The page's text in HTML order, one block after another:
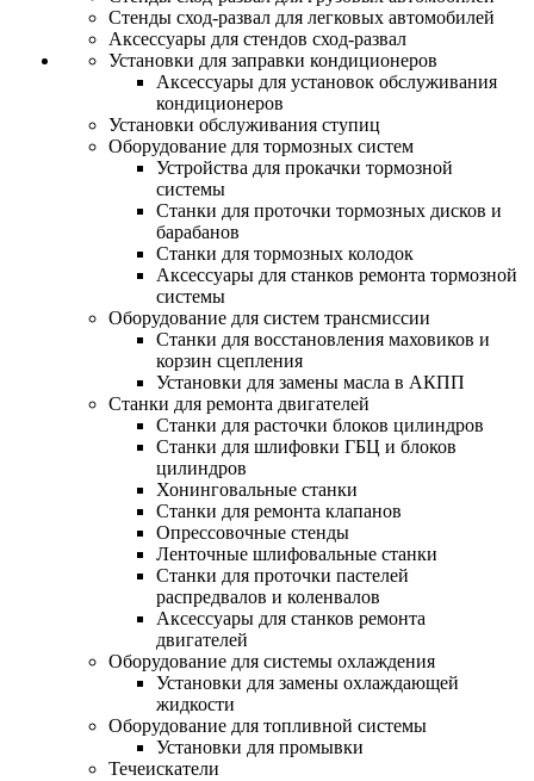
Стенды сход-развал для легковых автомобилей
Аксессуары для стендов сход-развал
Установки для заправки кондиционеров
Аксессуары для установок обслуживания
кондиционеров
Установки обслуживания ступиц
Оборудование для тормозных систем
Устройства для прокачки тормозной
системы
Станки для проточки тормозных дисков и
барабанов
Станки для тормозных колодок
Аксессуары для станков ремонта тормозной
системы
Оборудование для систем трансмиссии
Станки для восстановления маховиков и
корзин сцепления
Установки для замены масла в АКПП
Станки для ремонта двигателей
Станки для расточки блоков цилиндров
Станки для шлифовки ГБЦ и блоков
цилиндров
Хонинговальные станки
Станки для ремонта клапанов
Опрессовочные стенды
Ленточные шлифовальные станки
Станки для проточки пастелей
распредвалов и коленвалов
Аксессуары для станков ремонта
двигателей
Оборудование для системы охлаждения
Установки для замены охлаждающей
жидкости
Оборудование для топливной системы
Установки для промывки
Течеискатели